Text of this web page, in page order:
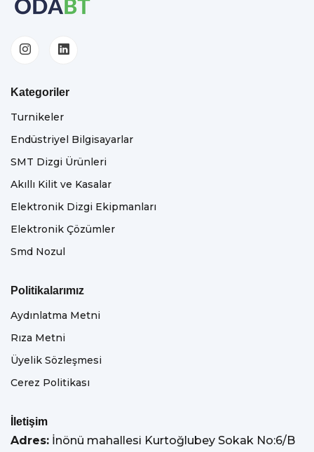
Kategoriler
Turnikeler
Endüstriyel Bilgisayarlar
SMT Dizgi Ürünleri
Akıllı Kilit ve Kasalar
Elektronik Dizgi Ekipmanları
Elektronik Çözümler
Smd Nozul
Politikalarımız
Aydınlatma Metni
Rıza Metni
Üyelik Sözleşmesi
Cerez Politikası
İletişim
Adres: İnönü mahallesi Kurtoğlubey Sokak No:6/B